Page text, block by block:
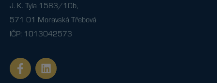
J. K. Tyla 1583/10b,
571 01 Moravská Třebová
IČP: 1013042573